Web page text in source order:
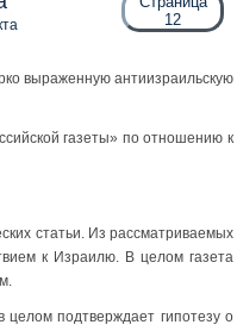
12
выраженную антиизраильскую
газеты» по отношению к
статьи. Из рассматриваемых
к Израилю. В целом газета
подтверждает гипотезу о